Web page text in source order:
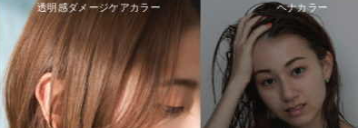
透明感ダメージケアカラー ヘナカラー